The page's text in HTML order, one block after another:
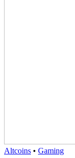
Altcoins • Gaming